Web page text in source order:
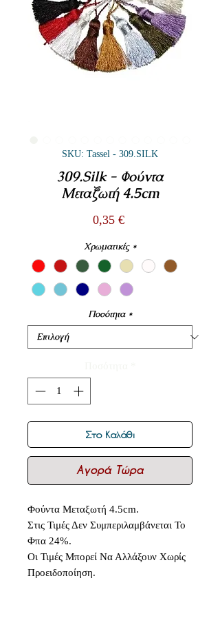
SKU: Tassel - 309.SILK
309.Silk - Φούντα
Μεταξωτή 4.5cm
0,35 €Τιμή
Χρωματικές *
Ποσότητα *
Στο Καλάθι
Αγορά Τώρα
Φούντα Μεταξωτή 4.5cm.
Στις Τιμές Δεν Συμπεριλαμβάνεται Το
Φπα 24%.
Οι Τιμές Μπορεί Να Αλλάξουν Χωρίς
Προειδοποίηση.